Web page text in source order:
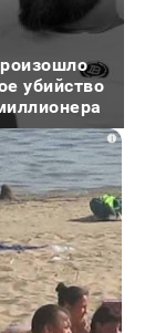
убийство
i